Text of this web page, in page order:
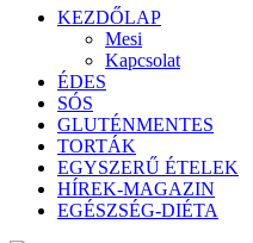
KEZDŐLAP
Mesi
Kapcsolat
ÉDES
SÓS
GLUTÉNMENTES
TORTÁK
EGYSZERŰ ÉTELEK
HÍREK-MAGAZIN
EGÉSZSÉG-DIÉTA